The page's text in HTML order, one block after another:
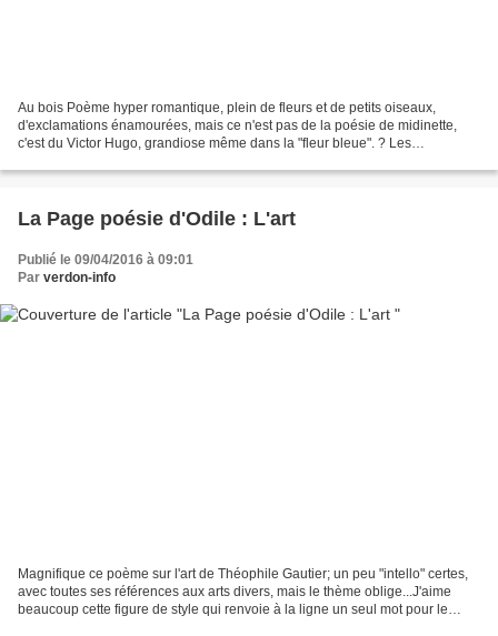
Au bois Poème hyper romantique, plein de fleurs et de petits oiseaux,
d'exclamations énamourées, mais ce n'est pas de la poésie de midinette,
c'est du Victor Hugo, grandiose même dans la "fleur bleue". ? Les
La Page poésie d'Odile : L'art
Publié le 09/04/2016 à 09:01
Par verdon-info
Magnifique ce poème sur l'art de Théophile Gautier; un peu "intello" certes,
avec toutes ses références aux arts divers, mais le thème oblige...J'aime
beaucoup cette figure de style qui renvoie à la ligne un seul mot pour le